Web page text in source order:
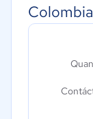
Colombia